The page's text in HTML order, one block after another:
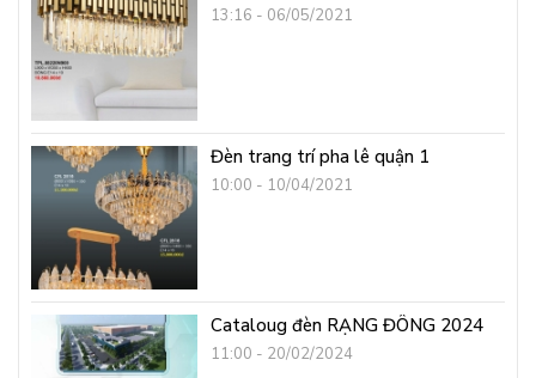
13:16 - 06/05/2021
Đèn trang trí pha lê quận 1
10:00 - 10/04/2021
Cataloug đèn RẠNG ĐÔNG 2024
11:00 - 20/02/2024